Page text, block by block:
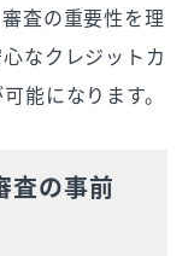
査の重要性を理
なクレジットカ
能になります。
査の事前